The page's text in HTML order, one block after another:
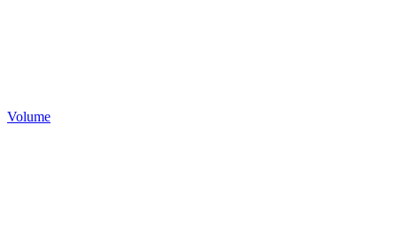
Volume